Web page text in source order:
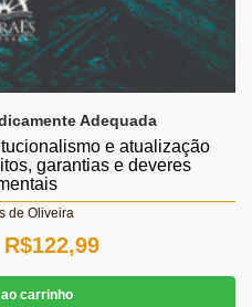
Adequada
e atualização
garantias e deveres
de Oliveira
O
preço
R$122,99O
preço
carrinho